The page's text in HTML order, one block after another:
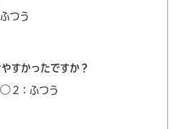
つう
すかったですか？
2：ふつう